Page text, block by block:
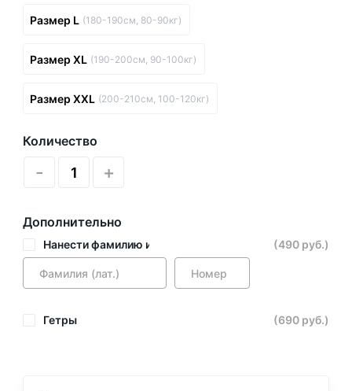
Размер L (180-190см, 80-90кг)
Размер XL (190-200см, 90-100кг)
Размер XXL (200-210см, 100-120кг)
Количество
- +
Дополнительно
Нанести фамилию и номер (490 руб.)
Гетры (690 руб.)